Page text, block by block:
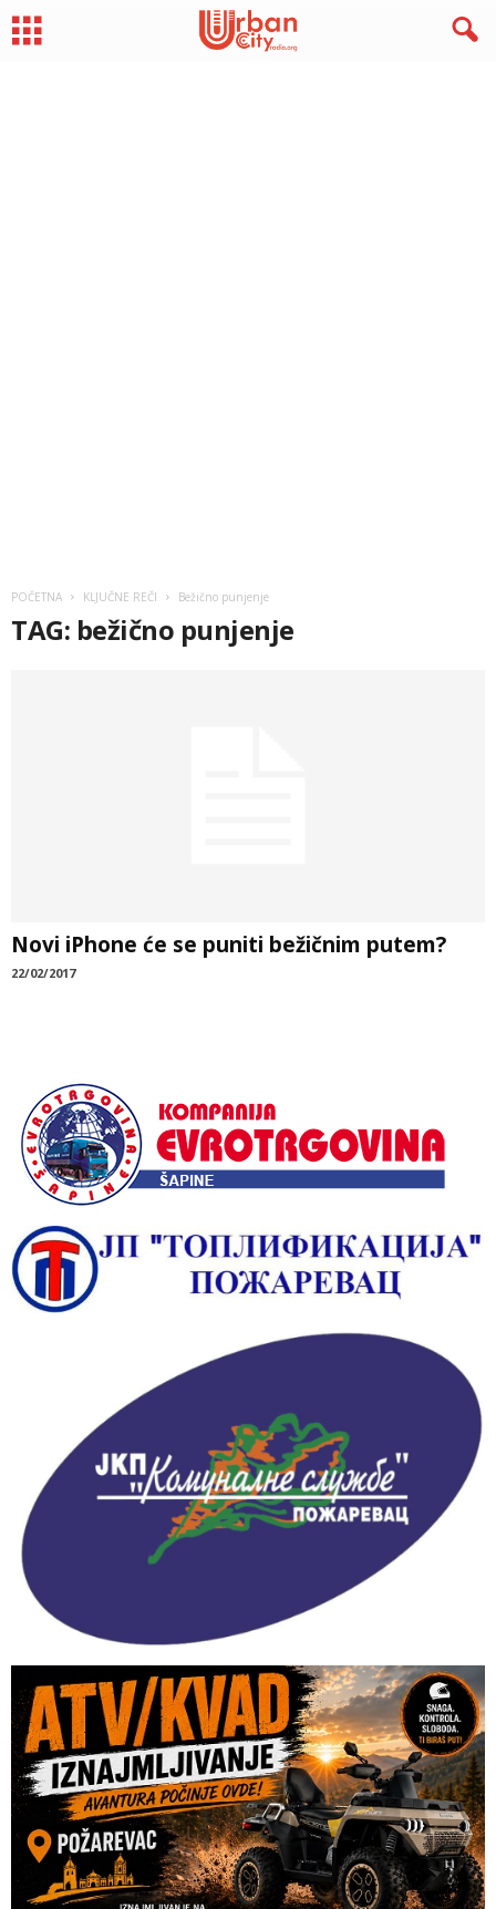
POČETNA KLJUČNE REČI Bežično punjenje
TAG: bežično punjenje
Novi iPhone će se puniti bežičnim putem?
22/02/2017